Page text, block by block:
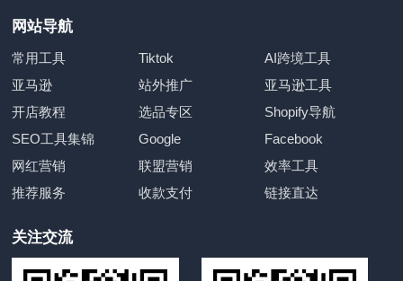
网站导航
常用工具 Tiktok
AI跨境工具
亚马逊
站外推广
亚马逊工具
开店教程
选品专区
Shopify导航
SEO工具集锦
Google
Facebook
网红营销
联盟营销
效率工具
推荐服务
收款支付 链接直达
关注交流